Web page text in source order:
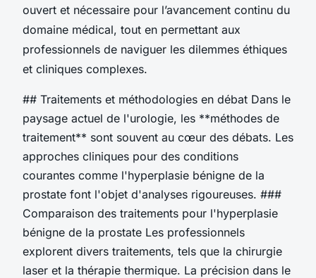
ouvert et nécessaire pour l’avancement continu du
domaine médical, tout en permettant aux
professionnels de naviguer les dilemmes éthiques
et cliniques complexes.
## Traitements et méthodologies en débat Dans le
paysage actuel de l'urologie, les **méthodes de
traitement** sont souvent au cœur des débats. Les
approches cliniques pour des conditions
courantes comme l'hyperplasie bénigne de la
prostate font l'objet d'analyses rigoureuses. ###
Comparaison des traitements pour l'hyperplasie
bénigne de la prostate Les professionnels
explorent divers traitements, tels que la chirurgie
laser et la thérapie thermique. La précision dans le